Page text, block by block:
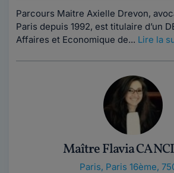
Parcours Maitre Axielle Drevon,
Paris depuis 1992, est titulaire d’un
Affaires et Economique de... Lire la
Maître Flavia
Paris, Paris 16ème,